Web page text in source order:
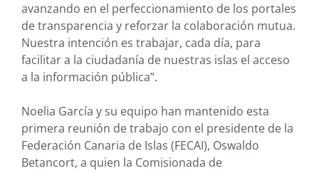
avanzando en el perfeccionamiento de los portales
de transparencia y reforzar la colaboración mutua.
Nuestra intención es trabajar, cada día, para
facilitar a la ciudadanía de nuestras islas el acceso
a la información pública”.
Noelia García y su equipo han mantenido esta
primera reunión de trabajo con el presidente de la
Federación Canaria de Islas (FECAI), Oswaldo
Betancort, a quien la Comisionada de